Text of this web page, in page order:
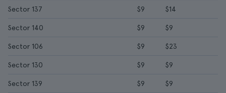
Sector 137 $9 $14
Sector 140 $9 $9
Sector 106 $9 $23
Sector 130 $9 $9
Sector 139 $9 $9